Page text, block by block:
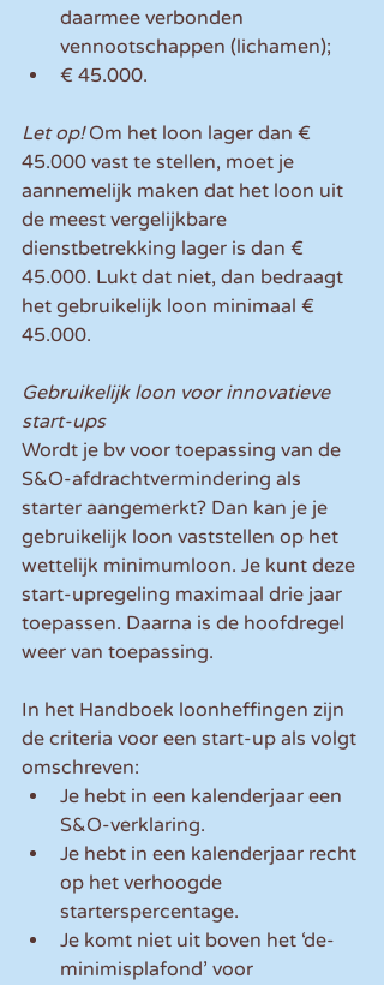
daarmee verbonden
vennootschappen (lichamen);
€ 45.000.
Let op! Om het loon lager dan €
45.000 vast te stellen, moet je
aannemelijk maken dat het loon uit
de meest vergelijkbare
dienstbetrekking lager is dan €
45.000. Lukt dat niet, dan bedraagt
het gebruikelijk loon minimaal €
45.000.
Gebruikelijk loon voor innovatieve
start-ups
Wordt je bv voor toepassing van de
S&O-afdrachtvermindering als
starter aangemerkt? Dan kan je je
gebruikelijk loon vaststellen op het
wettelijk minimumloon. Je kunt deze
start-upregeling maximaal drie jaar
toepassen. Daarna is de hoofdregel
weer van toepassing.
In het Handboek loonheffingen zijn
de criteria voor een start-up als volgt
omschreven:
Je hebt in een kalenderjaar een
S&O-verklaring.
Je hebt in een kalenderjaar recht
op het verhoogde
starterspercentage.
Je komt niet uit boven het ‘de-
minimisplafond’ voor